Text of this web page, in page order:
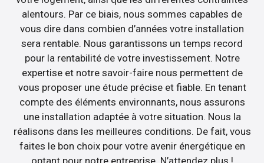
alentours. Par ce biais, nous sommes capables de
vous dire dans combien d’années votre installation
sera rentable. Nous garantissons un temps record
pour la rentabilité de votre investissement. Notre
expertise et notre savoir-faire nous permettent de
vous proposer une étude précise et fiable. En tenant
compte des éléments environnants, nous assurons
une installation adaptée à votre situation. Nous la
réalisons dans les meilleures conditions. De fait, vous
faites le bon choix pour votre avenir énergétique en